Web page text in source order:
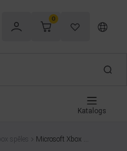
0
Katalogs
spēles
Microsoft Xbox O